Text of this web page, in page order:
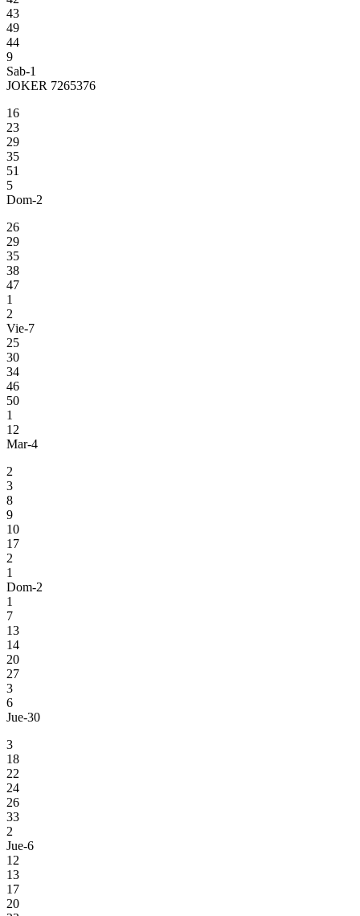
43
49
44
9
Sab-1
JOKER 7265376
16
23
29
35
51
5
Dom-2
26
29
35
38
47
1
2
Vie-7
25
30
34
46
50
1
12
Mar-4
2
3
8
9
10
17
2
1
Dom-2
1
7
13
14
20
27
3
6
Jue-30
3
18
22
24
26
33
2
Jue-6
12
13
17
20